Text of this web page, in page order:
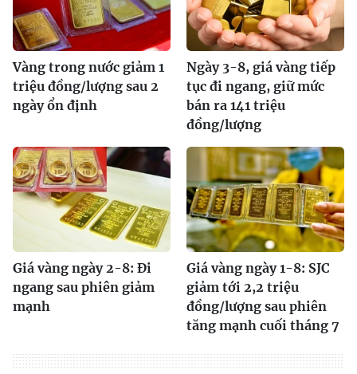
Vàng trong nước giảm 1
triệu đồng/lượng sau 2
ngày ổn định
Ngày 3-8, giá vàng tiếp
tục đi ngang, giữ mức
bán ra 141 triệu
đồng/lượng
Giá vàng ngày 2-8: Đi
ngang sau phiên giảm
mạnh
Giá vàng ngày 1-8: SJC
giảm tới 2,2 triệu
đồng/lượng sau phiên
tăng mạnh cuối tháng 7